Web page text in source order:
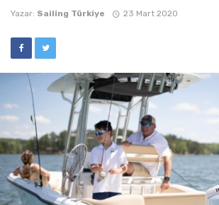
Yazar: Sailing Türkiye 23 Mart 2020